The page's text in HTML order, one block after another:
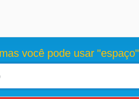
você pode usar "espaço"